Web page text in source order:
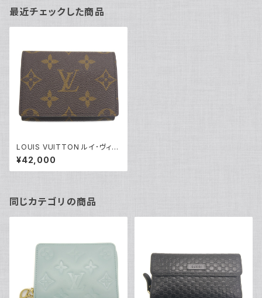
最近チェックした商品
LOUIS VUITTON ルイ･ヴィト
ン カードケース アンヴェロッ
プ･カルト ドゥ ヴィジット モノグ
ラム 名刺入れ M63801 Y049
¥42,000
同じカテゴリの商品